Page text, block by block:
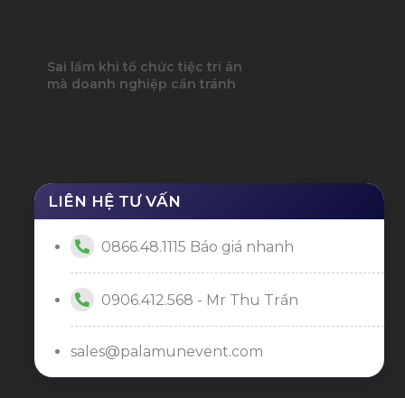
Sai lầm khi tổ chức tiệc tri ân
mà doanh nghiệp cần tránh
LIÊN HỆ TƯ VẤN
0866.48.1115 Báo giá nhanh
0906.412.568 - Mr Thu Trần
sales@palamunevent.com